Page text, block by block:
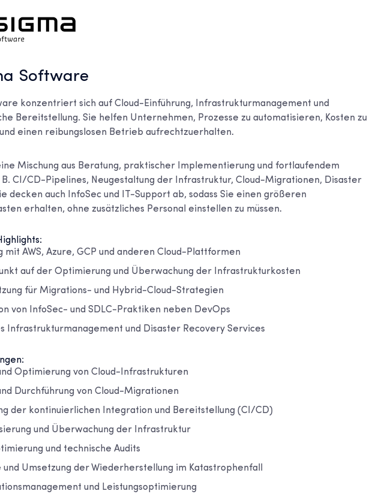
Software
konzentriert sich auf Cloud-Einführung, Infrastrukturmanagement und
Bereitstellung. Sie helfen Unternehmen, Prozesse zu automatisieren, Kosten zu
einen reibungslosen Betrieb aufrechtzuerhalten.
Mischung aus Beratung, praktischer Implementierung und fortlaufendem
CI/CD-Pipelines, Neugestaltung der Infrastruktur, Cloud-Migrationen, Disaster
decken auch InfoSec und IT-Support ab, sodass Sie einen größeren
erhalten, ohne zusätzliches Personal einstellen zu müssen.
mit AWS, Azure, GCP und anderen Cloud-Plattformen
auf der Optimierung und Überwachung der Infrastrukturkosten
für Migrations- und Hybrid-Cloud-Strategien
von InfoSec- und SDLC-Praktiken neben DevOps
Infrastrukturmanagement und Disaster Recovery Services
Optimierung von Cloud-Infrastrukturen
Durchführung von Cloud-Migrationen
der kontinuierlichen Integration und Bereitstellung (CI/CD)
und Überwachung der Infrastruktur
und technische Audits
Umsetzung der Wiederherstellung im Katastrophenfall
und Leistungsoptimierung